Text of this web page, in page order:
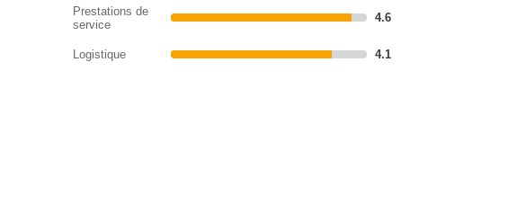
Prestations de
service
4.6
Logistique 4.1